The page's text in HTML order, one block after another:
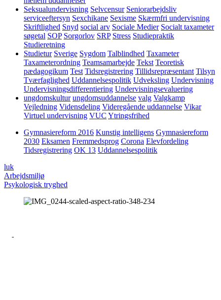
Seksualundervisning Selvcensur Seniorarbejdsliv
serviceeftersyn Sexchikane Sexisme Skærmfri undervisning
Skriftlighed Snyd social arv Sociale Medier Socialt taxameter
søgetal SOP Sorgorlov SRP Stress Studiepraktik
Studieretning
Studietur Sverige Sygdom Talblindhed Taxameter
Taxameterordning Teamsamarbejde Tekst Teoretisk
pædagogikum Test Tidsregistrering Tillidsrepræsentant Tilsyn
Tværfaglighed Uddannelsespolitik Udveksling Undervisning
Undervisningsdifferentiering Undervisningsevaluering
ungdomskultur ungdomsuddannelse valg Valgkamp
Vejledning Vidensdeling Videregående uddannelse Vikar
Virtuel undervisning VUC Ytringsfrihed
Gymnasiereform 2016 Kunstig intelligens Gymnasiereform
2030 Eksamen Fremmedsprog Corona Elevfordeling
Tidsregistrering OK 13 Uddannelsespolitik
luk
Arbejdsmiljø
Psykologisk tryghed